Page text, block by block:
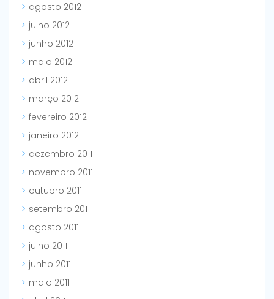
agosto 2012
julho 2012
junho 2012
maio 2012
abril 2012
março 2012
fevereiro 2012
janeiro 2012
dezembro 2011
novembro 2011
outubro 2011
setembro 2011
agosto 2011
julho 2011
junho 2011
maio 2011